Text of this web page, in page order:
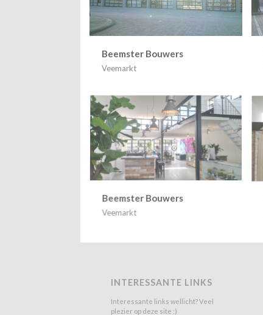
Beemster Bouwers
Veemarkt
Beemster Bouwers
Veemarkt
INTERESSANTE LINKS
Interessante links wellicht? Veel
plezier op deze site :)